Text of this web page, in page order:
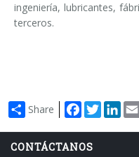
ingeniería, lubricantes,
terceros.
Share Facebook
Twitter
CONTÁCTANOS